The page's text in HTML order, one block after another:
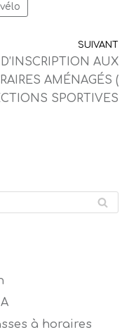
vélo
SUIVANT
AUX
AMÉNAGÉS (
SPORTIVES
à horaires